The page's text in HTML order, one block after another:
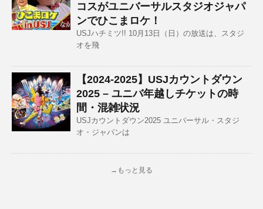
コスがユニバーサルスタジオジャパ
ンでひこまロケ！
USJハチミツ!! 10月13日（日）の放送は、スタジ
オを飛
【2024-2025】USJカウントダウン
2025 – ユニバ年越しチケットの時
間・混雑状況
USJカウントダウン2025 ユニバーサル・スタジ
オ・ジャパンは
→もっと見る